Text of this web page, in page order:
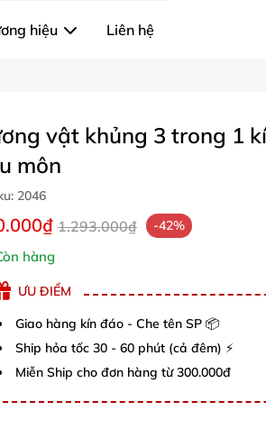
hiệu Liên hệ
vật khủng 3 trong 1
môn
2046
1.293.000₫ -42%
hàng
ƯU ĐIỂM
Giao hàng kín đáo - Che tên SP 📦
Ship hỏa tốc 30 - 60 phút (cả đêm) ⚡
Miễn Ship cho đơn hàng từ 300.000đ